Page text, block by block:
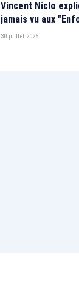
Vincent Niclo
jamais vu aux
30 juillet 2026